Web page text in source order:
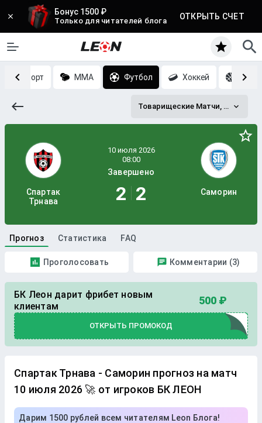
Бонус 1500 ₽
Только для читателей блога ОТКРЫТЬ СЧЕТ
MMA Футбол Хоккей
Товарищеские Матчи, Клубы (2x45 мин. или 2x40 мин.)
Спартак
Трнава
Завершено
2 2 Саморин
Прогноз Статистика FAQ
Проголосовать Комментарии (3)
БК Леон дарит фрибет новым
клиентам
500 ₽
ОТКРЫТЬ ПРОМОКОД
Спартак Трнава - Саморин прогноз на матч
10 июля 2026 🚀 от игроков БК ЛЕОН
Дарим 1500 рублей всем читателям Leon Блога!